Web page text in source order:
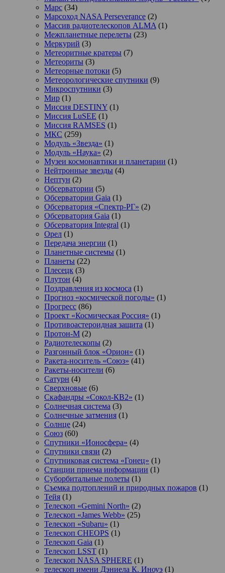
Марс (34)
Марсоход NASA Perseverance (2)
Массив радиотелескопов ALMA (1)
Межпланетные перелеты (23)
Меркурий (3)
Метеоритные кратеры (7)
Метеориты (3)
Метеорные потоки (5)
Метеорологические спутники (9)
Микроспутники (3)
Мир (1)
Миссия DESTINY (1)
Миссия LuSEE (1)
Миссия RAMSES (1)
МКС (259)
Модуль «Звезда» (1)
Модуль «Наука» (2)
Музеи космонавтики и планетарии (1)
Нейтронные звезды (4)
Нептун (2)
Обсерватории (5)
Обсерватории Gaia (1)
Обсерватория «Спектр-РГ» (2)
Обсерватория Gaia (1)
Обсерватория Integral (1)
Орел (1)
Передача энергии (1)
Планетные системы (1)
Планеты (22)
Плесецк (3)
Плутон (4)
Поздравления из космоса (1)
Прогноз «космической погоды» (1)
Прогресс (86)
Проект «Космическая Россия» (1)
Противоастероидная защита (1)
Протон-М (2)
Радиотелескопы (2)
Разгонный блок «Орион» (1)
Ракета-носитель «Союз» (41)
Ракеты-носители (6)
Сатурн (4)
Сверхновые (6)
Скафандры «Сокол-КВ2» (1)
Солнечная система (3)
Солнечные затмения (1)
Солнце (24)
Союз (60)
Спутники «Ионосфера» (4)
Спутники связи (2)
Спутниковая система «Гонец» (1)
Станции приема информации (1)
Суборбитальные полеты (1)
Съемка подтоплений и природных пожаров (1)
Тейя (1)
Телескоп «Gemini North» (2)
Телескоп «James Webb» (25)
Телескоп «Subaru» (1)
Телескоп CHEOPS (1)
Телескоп Gaia (1)
Телескоп LSST (1)
Телескоп NASA SPHERE (1)
телескоп имени Дэниела К. Иноуэ (1)